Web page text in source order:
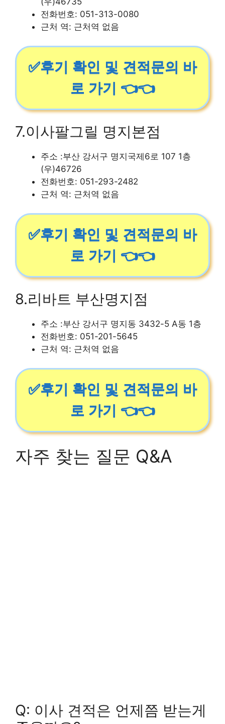
전화번호: 051-313-0080
근처 역: 근처역 없음
✅후기 확인 및 견적문의 바
로 가기 👈👈
7.이사팔그릴 명지본점
주소 :부산 강서구 명지국제6로 107 1층
(우)46726
전화번호: 051-293-2482
근처 역: 근처역 없음
✅후기 확인 및 견적문의 바
로 가기 👈👈
8.리바트 부산명지점
주소 :부산 강서구 명지동 3432-5 A동 1층
전화번호: 051-201-5645
근처 역: 근처역 없음
✅후기 확인 및 견적문의 바
로 가기 👈👈
자주 찾는 질문 Q&A
Q: 이사 견적은 언제쯤 받는게